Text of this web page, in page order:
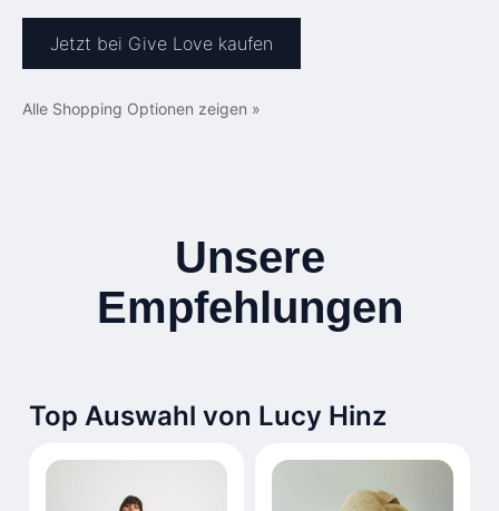
Jetzt bei Give Love kaufen
Alle Shopping Optionen zeigen »
Unsere
Empfehlungen
Top Auswahl von Lucy Hinz